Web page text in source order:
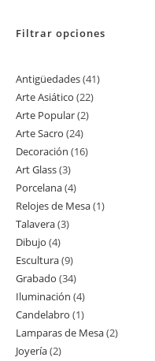
Filtrar opciones
Antigüedades 4141
Arte Asiático 2222
Arte Popular 22
Arte Sacro 2424
productos
Decoración 1616
Art Glass 33
productos
Porcelana 44
productos
Relojes de Mesa 11
Talavera 33
Dibujo 44
productos
Escultura 99
productos
Grabado 3434
productos
Iluminación 44
productos
Candelabro 11
producto
Lamparas de Mesa 22
Joyería 22